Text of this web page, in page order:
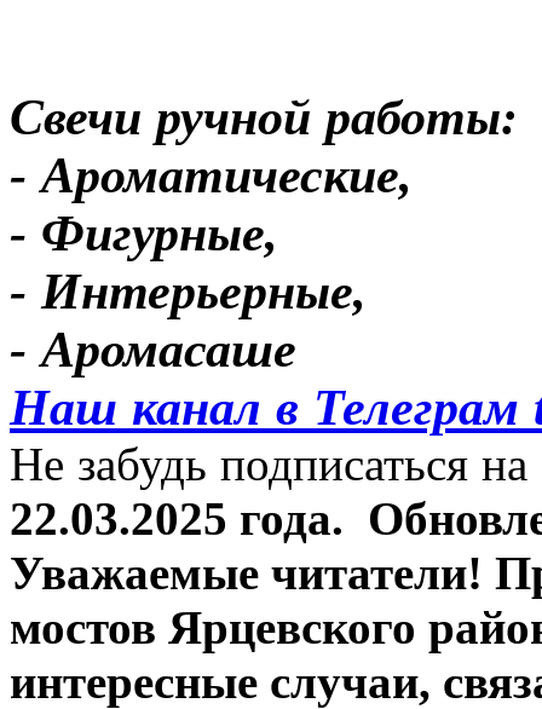
Свечи ручной работы:
- Ароматические,
- Фигурные,
- Интерьерные,
- Аромасаше
Наш канал в Телеграм
Не забудь подписаться
22.03.2025 года.
Уважаемые читатели!
мостов Ярцевского
интересные случаи,